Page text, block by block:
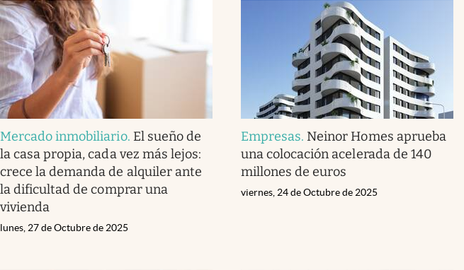
Mercado inmobiliario. El sueño de
la casa propia, cada vez más lejos:
crece la demanda de alquiler ante
la dificultad de comprar una
vivienda
lunes, 27 de Octubre de 2025
Empresas. Neinor Homes aprueba
una colocación acelerada de 140
millones de euros
viernes, 24 de Octubre de 2025